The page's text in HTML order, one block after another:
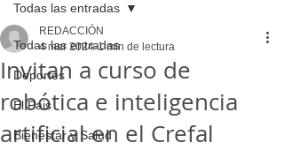
Todas las entradas
Deportes
El Pais
Bienestar y Salud
Todas las entradas
Invitan a curso de
robótica e inteligencia
artificial en el Crefal
REDACCIÓN
4 mar 2024 1 min de lectura